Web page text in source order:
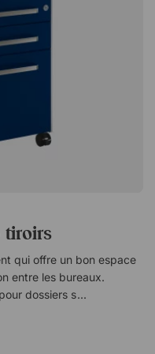
tiroirs
qui offre un bon espace
entre les bureaux.
dossiers suspendus,
Les tiroirs
tiroir pour dossiers